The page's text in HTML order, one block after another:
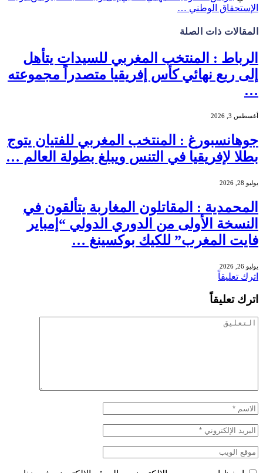
الإستحقاق الوطني …
المقالات ذات الصلة
الرباط : المنتخب المغربي للسيدات يتأهل
إلى ربع نهائي كأس إفريقيا متصدراً مجموعته
…
أغسطس 3, 2026
جوهانسبورغ : المنتخب المغربي للفتيان يتوج
بطلا لإفريقيا في التنس ويبلغ بطولة العالم …
يوليو 28, 2026
المحمدية : المقاتلون المغاربة يتألقون في
النسخة الأولى من الدوري الدولي “إمباير
فايت المغرب” للكيك بوكسينغ …
يوليو 26, 2026
اترك تعليقاً
اترك تعليقاً